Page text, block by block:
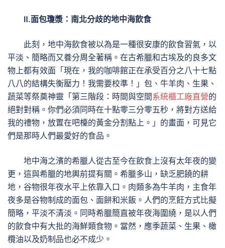
Ⅱ.面包瓊漿：南北分歧的地中海飲食
此刻，地中海飲食被以為是一種很安康的飲食習氣，以
平淡、簡略而又養分周全著稱。在古希臘和古埃及的良多文
物上都有效面「現在，我的咖啡館正在承受百分之八十七點
八八的結構失衡壓力！我需要校準！」包、牛羊肉、生果、
蔬菜等祭奠神靈「第三階段：時間與空間系統櫃工廠直營的
絕對對稱。你們必須同時在十點零三分零五秒，將對方送給
我的禮物，放置在吧檯的黃金分割點上。」的畫面，可見它
們是那時人們最愛好的食品。
地中海之濱的希臘人從古至今在飲食上沒有太年夜的變
更，這與希臘的地輿前提有關。希臘多山，缺乏肥饒的耕
地，谷物很年夜水平上依靠入口。肉類多為牛羊肉，主食年
夜多是谷物制成的面包、面餅和米飯。人們的烹飪方式比擬
簡略，平淡不清淡。同時希臘簡直被年夜海圍繞，是以人們
的飲食中有大批的海鮮類食物。當然，應季蔬菜、生果、橄
欖油以及奶制品也必不成少。